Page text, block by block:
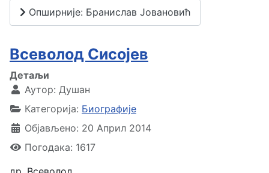
Опширније: Бранислав Јовановић
Всеволод Сисојев
Детаљи
Аутор: Душан
Категорија: Биографије
Објављено: 20 Април 2014
Погодака: 1617